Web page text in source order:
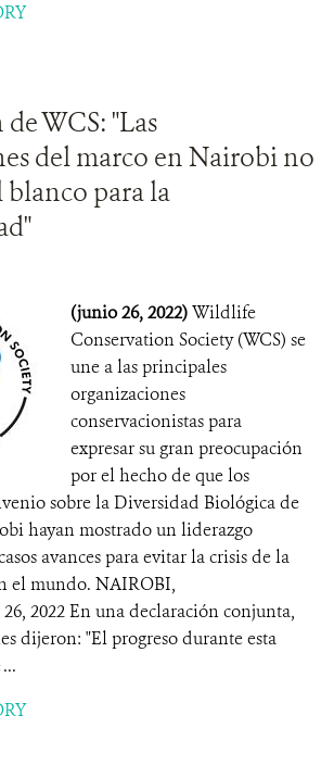
WCS: "Las
del marco en Nairobi no
para la
(junio 26, 2022)Wildlife
Conservation Society (WCS) se
une a las principales
organizaciones
conservacionistas para
expresar su gran preocupación
por el hecho de que los
sobre la Diversidad Biológica de
hayan mostrado un liderazgo
avances para evitar la crisis de la
el mundo. NAIROBI,
2022 En una declaración conjunta,
dijeron: "El progreso durante esta